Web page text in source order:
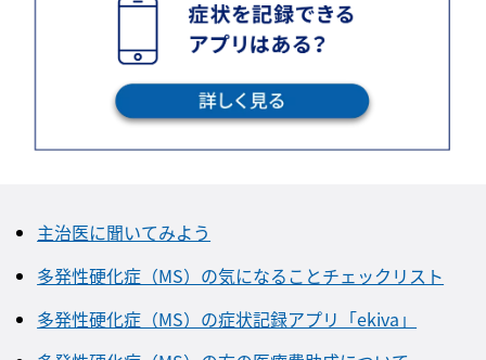
主治医に聞いてみよう
多発性硬化症（MS）の気になることチェックリスト
多発性硬化症（MS）の症状記録アプリ「ekiva」